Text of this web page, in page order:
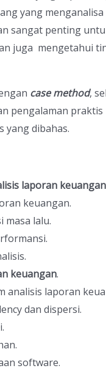
yang
sangat penting
juga mengetahui
case method,
pengalaman
yang dibahas.
laporan
keuangan.
masa lalu.
keuangan.
analisis laporan
dan dispersi.
software.